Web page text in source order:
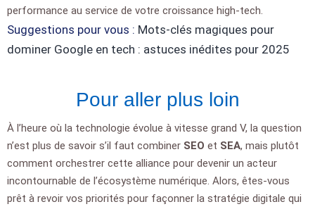
performance au service de votre croissance high-tech.
Suggestions pour vous : Mots-clés magiques pour
dominer Google en tech : astuces inédites pour 2025
Pour aller plus loin
À l’heure où la technologie évolue à vitesse grand V, la question
n’est plus de savoir s’il faut combiner SEO et SEA, mais plutôt
comment orchestrer cette alliance pour devenir un acteur
incontournable de l’écosystème numérique. Alors, êtes-vous
prêt à revoir vos priorités pour façonner la stratégie digitale qui